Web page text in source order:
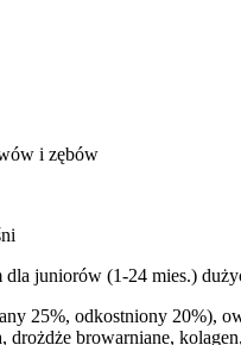
i zębów
dla juniorów (1-24 mies.)
25%, odkostniony 20%),
drożdże browarniane,